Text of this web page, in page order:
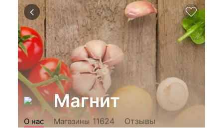
Магнит
О нас Магазины 11624
Отзывы